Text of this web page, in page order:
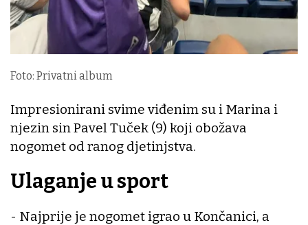
Foto: Privatni album
Impresionirani svime viđenim su i Marina i
njezin sin Pavel Tuček (9) koji obožava
nogomet od ranog djetinjstva.
Ulaganje u sport
- Najprije je nogomet igrao u Končanici, a